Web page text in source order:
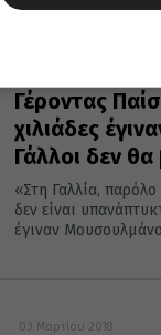
Γέροντας
χιλιάδες
Γάλλοι δεν
«Στη Γαλλία,
δεν είναι
έγιναν
03 Μαρτίου 2018